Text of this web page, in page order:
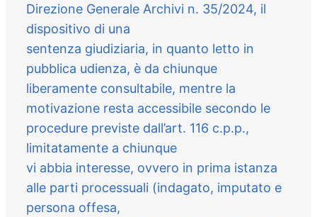
Direzione Generale Archivi n. 35/2024, il
dispositivo di una
sentenza giudiziaria, in quanto letto in
pubblica udienza, è da chiunque
liberamente consultabile, mentre la
motivazione resta accessibile secondo le
procedure previste dall’art. 116 c.p.p.,
limitatamente a chiunque
vi abbia interesse, ovvero in prima istanza
alle parti processuali (indagato, imputato e
persona offesa,